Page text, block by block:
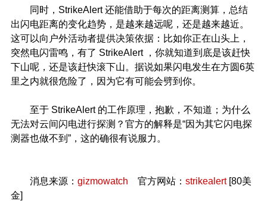
同时，StrikeAlert 还能借助于每次的距离测算，总结
出闪电距离的变化趋势，是越来越远呢，还是越来越近。
这可以向户外活动者提供决策依据：比如你正在山头上，
突然电闪雷鸣，有了 StrikeAlert ，你就知道到底是该赶快
下山呢，还是该赶快滚下山。据说如果闪电发生在方圆6英
里之内就很危险了，因为它有可能会劈到你。
至于 StrikeAlert 的工作原理，抱歉，不知道；为什么
无法对云间闪电进行探测？官方的解释是“因为其它闪电探
测器也做不到”，这的确很有说服力。
消息来源： gizmowatch 官方网站： strikealert[80美
金]